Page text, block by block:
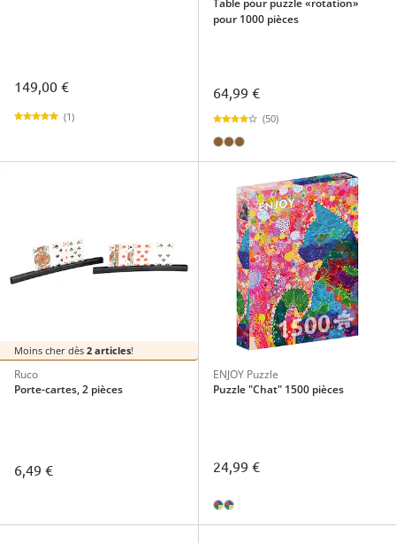
149,00 €
(1)
Table pour puzzle «rotation»
pour 1000 pièces
64,99 €
(50)
Moins cher dès 2 articles!
Ruco
Porte-cartes, 2 pièces
6,49 €
ENJOY Puzzle
Puzzle "Chat" 1500 pièces
24,99 €